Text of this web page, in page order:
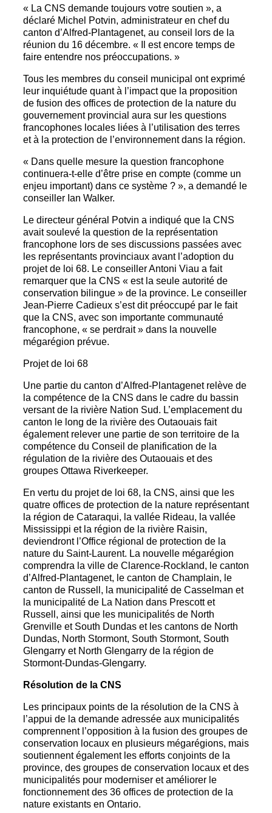
« La CNS demande toujours votre soutien », a
déclaré Michel Potvin, administrateur en chef du
canton d’Alfred-Plantagenet, au conseil lors de la
réunion du 16 décembre. « Il est encore temps de
faire entendre nos préoccupations. »
Tous les membres du conseil municipal ont exprimé
leur inquiétude quant à l’impact que la proposition
de fusion des offices de protection de la nature du
gouvernement provincial aura sur les questions
francophones locales liées à l’utilisation des terres
et à la protection de l’environnement dans la région.
« Dans quelle mesure la question francophone
continuera-t-elle d’être prise en compte (comme un
enjeu important) dans ce système ? », a demandé le
conseiller Ian Walker.
Le directeur général Potvin a indiqué que la CNS
avait soulevé la question de la représentation
francophone lors de ses discussions passées avec
les représentants provinciaux avant l’adoption du
projet de loi 68. Le conseiller Antoni Viau a fait
remarquer que la CNS « est la seule autorité de
conservation bilingue » de la province. Le conseiller
Jean-Pierre Cadieux s’est dit préoccupé par le fait
que la CNS, avec son importante communauté
francophone, « se perdrait » dans la nouvelle
mégarégion prévue.
Projet de loi 68
Une partie du canton d’Alfred-Plantagenet relève de
la compétence de la CNS dans le cadre du bassin
versant de la rivière Nation Sud. L’emplacement du
canton le long de la rivière des Outaouais fait
également relever une partie de son territoire de la
compétence du Conseil de planification de la
régulation de la rivière des Outaouais et des
groupes Ottawa Riverkeeper.
En vertu du projet de loi 68, la CNS, ainsi que les
quatre offices de protection de la nature représentant
la région de Cataraqui, la vallée Rideau, la vallée
Mississippi et la région de la rivière Raisin,
deviendront l’Office régional de protection de la
nature du Saint-Laurent. La nouvelle mégarégion
comprendra la ville de Clarence-Rockland, le canton
d’Alfred-Plantagenet, le canton de Champlain, le
canton de Russell, la municipalité de Casselman et
la municipalité de La Nation dans Prescott et
Russell, ainsi que les municipalités de North
Grenville et South Dundas et les cantons de North
Dundas, North Stormont, South Stormont, South
Glengarry et North Glengarry de la région de
Stormont-Dundas-Glengarry.
Résolution de la CNS
Les principaux points de la résolution de la CNS à
l’appui de la demande adressée aux municipalités
comprennent l’opposition à la fusion des groupes de
conservation locaux en plusieurs mégarégions, mais
soutiennent également les efforts conjoints de la
province, des groupes de conservation locaux et des
municipalités pour moderniser et améliorer le
fonctionnement des 36 offices de protection de la
nature existants en Ontario.